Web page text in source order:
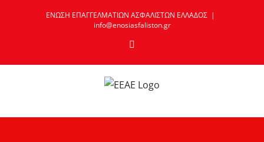
ΕΝΩΣΗ ΕΠΑΓΓΕΛΜΑΤΙΩΝ ΑΣΦΑΛΙΣΤΩΝ ΕΛΛΑΔΟΣ |
info@enosiasfaliston.gr